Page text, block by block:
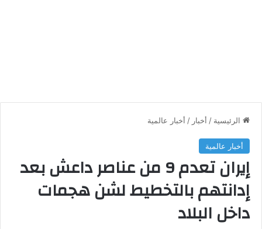
الرئيسية / أخبار / أخبار عالمية
أخبار عالمية
إيران تعدم 9 من عناصر داعش بعد
إدانتهم بالتخطيط لشن هجمات
داخل البلاد